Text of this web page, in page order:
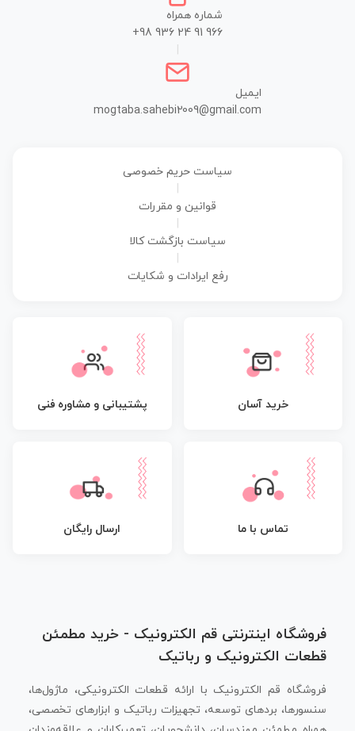
شماره همراه
+98 936 24 91 966
ایمیل
mogtaba.sahebi2009@gmail.com
سیاست حریم خصوصی
قوانین و مقررات
سیاست بازگشت کالا
رفع ایرادات و شکایات
خرید آسان پشتیبانی و مشاوره فنی
تماس با ما ارسال رایگان
فروشگاه اینترنتی قم الکترونیک - خرید مطمئن
قطعات الکترونیک و رباتیک
فروشگاه قم الکترونیک با ارائه قطعات الکترونیکی، ماژول‌ها،
سنسورها، بردهای توسعه، تجهیزات رباتیک و ابزارهای تخصصی،